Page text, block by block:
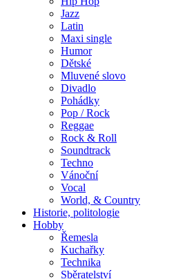
Jazz
Latin
Maxi single
Humor
Dětské
Mluvené slovo
Divadlo
Pohádky
Pop / Rock
Reggae
Rock & Roll
Soundtrack
Techno
Vánoční
Vocal
World, & Country
Historie, politologie
Hobby
Řemesla
Kuchařky
Technika
Sběratelství